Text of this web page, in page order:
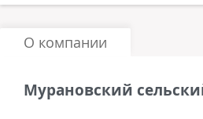
О компании
Мурановский